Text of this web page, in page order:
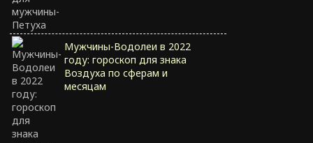
Мужчины-Водолеи в 2022
году: гороскоп для знака
Воздуха по сферам и
месяцам